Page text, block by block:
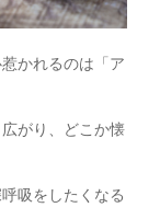
かれるのは「ア
がり、どこか懐
吸をしたくなる